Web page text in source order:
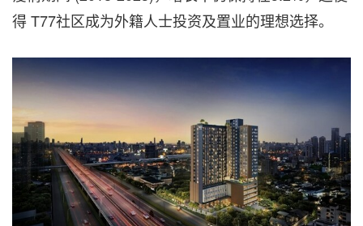
得 T77社区成为外籍人士投资及置业的理想选择。